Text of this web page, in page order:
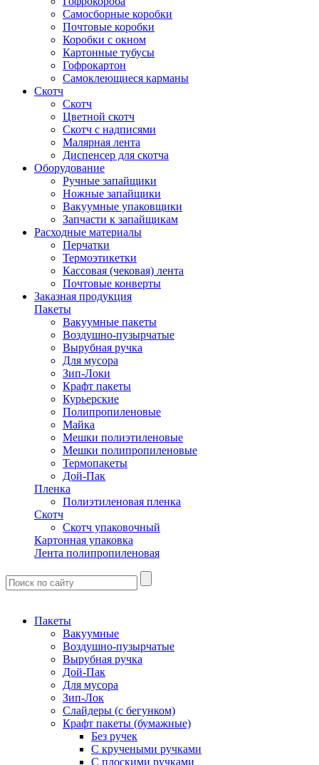
Самосборные коробки
Почтовые коробки
Коробки с окном
Картонные тубусы
Гофрокартон
Самоклеющиеся карманы
Скотч
Скотч
Цветной скотч
Скотч с надписями
Малярная лента
Диспенсер для скотча
Оборудование
Ручные запайщики
Ножные запайщики
Вакуумные упаковщики
Запчасти к запайщикам
Расходные материалы
Перчатки
Термоэтикетки
Кассовая (чековая) лента
Почтовые конверты
Заказная продукция
Пакеты
Вакуумные пакеты
Воздушно-пузырчатые
Вырубная ручка
Для мусора
Зип-Локи
Крафт пакеты
Курьерские
Полипропиленовые
Майка
Мешки полиэтиленовые
Мешки полипропиленовые
Термопакеты
Дой-Пак
Пленка
Полиэтиленовая пленка
Скотч
Скотч упаковочный
Картонная упаковка
Лента полипропиленовая
Пакеты
Вакуумные
Воздушно-пузырчатые
Вырубная ручка
Дой-Пак
Для мусора
Зип-Лок
Слайдеры (с бегунком)
Крафт пакеты (бумажные)
Без ручек
С кручеными ручками
С плоскими ручками